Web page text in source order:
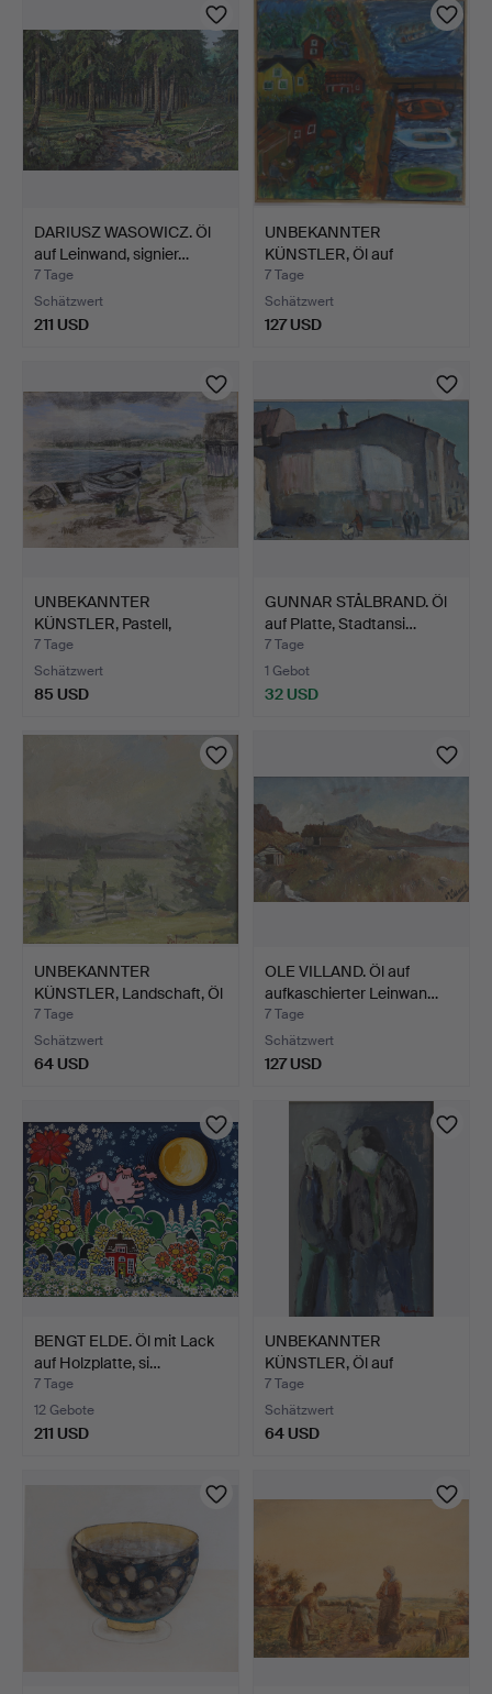
DARIUSZ WASOWICZ. Öl
auf Leinwand, signier…
7 Tage
Schätzwert
211 USD
UNBEKANNTER
KÜNSTLER, Öl auf
Leinwand, sig…
7 Tage
Schätzwert
127 USD
UNBEKANNTER
KÜNSTLER, Pastell,
signiert.
7 Tage
Schätzwert
85 USD
GUNNAR STÅLBRAND. Öl
auf Platte, Stadtansi…
7 Tage
1 Gebot
32 USD
UNBEKANNTER
KÜNSTLER, Landschaft, Öl
auf P…
7 Tage
Schätzwert
64 USD
OLE VILLAND. Öl auf
aufkaschierter Leinwan…
7 Tage
Schätzwert
127 USD
BENGT ELDE. Öl mit Lack
auf Holzplatte, si…
7 Tage
12 Gebote
211 USD
UNBEKANNTER
KÜNSTLER, Öl auf
Leinwand, sig…
7 Tage
Schätzwert
64 USD